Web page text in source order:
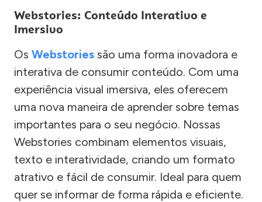
Webstories: Conteúdo Interativo e
Imersivo
Os Webstories são uma forma inovadora e
interativa de consumir conteúdo. Com uma
experiência visual imersiva, eles oferecem
uma nova maneira de aprender sobre temas
importantes para o seu negócio. Nossas
Webstories combinam elementos visuais,
texto e interatividade, criando um formato
atrativo e fácil de consumir. Ideal para quem
quer se informar de forma rápida e eficiente.